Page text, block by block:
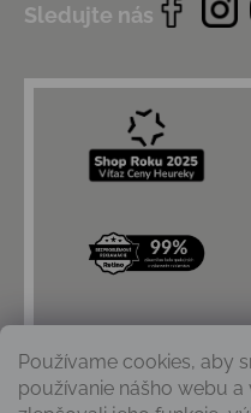
Používame cookies, aby
používanie nášho webu
Sledujte nás